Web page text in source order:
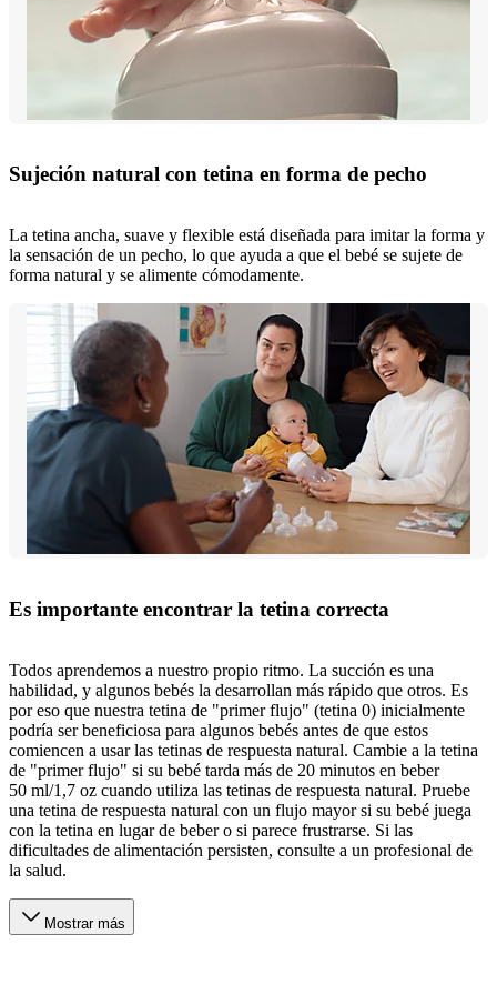
Sujeción natural con tetina en forma de pecho
La tetina ancha, suave y flexible está diseñada para imitar la forma y
la sensación de un pecho, lo que ayuda a que el bebé se sujete de
forma natural y se alimente cómodamente.
Es importante encontrar la tetina correcta
Todos aprendemos a nuestro propio ritmo. La succión es una
habilidad, y algunos bebés la desarrollan más rápido que otros. Es
por eso que nuestra tetina de "primer flujo" (tetina 0) inicialmente
podría ser beneficiosa para algunos bebés antes de que estos
comiencen a usar las tetinas de respuesta natural. Cambie a la tetina
de "primer flujo" si su bebé tarda más de 20 minutos en beber
50 ml/1,7 oz cuando utiliza las tetinas de respuesta natural. Pruebe
una tetina de respuesta natural con un flujo mayor si su bebé juega
con la tetina en lugar de beber o si parece frustrarse. Si las
dificultades de alimentación persisten, consulte a un profesional de
la salud.
Mostrar más